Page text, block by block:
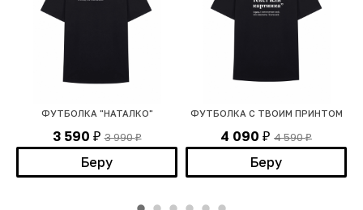
ФУТБОЛКА "НАТАЛКО"
3 590 ₽ 3 990₽
Беру
ФУТБОЛКА С ТВОИМ ПРИНТОМ
4 090 ₽ 4 590₽
Беру